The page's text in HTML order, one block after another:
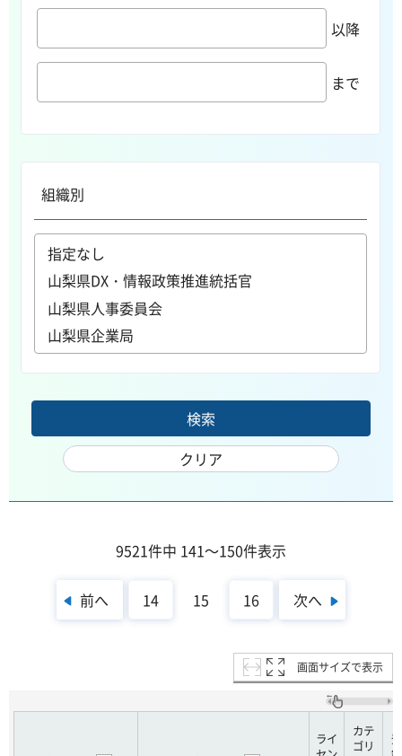
以降
まで
組織別
9521件中 141～150件表示
前へ 14 15 16 次へ
画面サイズで表示
ライ
カテ
ゴリ
登